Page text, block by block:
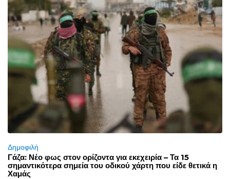
Δημοφιλή
Γάζα: Νέο φως στον ορίζοντα για εκεχειρία – Τα 15
σημαντικότερα σημεία του οδικού χάρτη που είδε θετικά η
Χαμάς